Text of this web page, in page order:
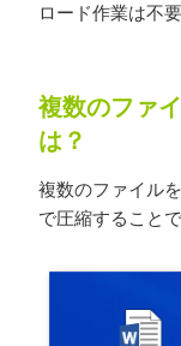
ロード作業は不
複数のファ
は？
複数のファイル
で圧縮すること